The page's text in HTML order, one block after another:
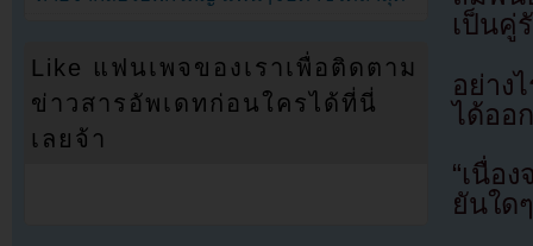
เป็นคู่
อย่าง
ได้ออ
“เนื่อ
ยันใด
Like แฟนเพจของเราเพื่อติดตาม
ข่าวสารอัพเดทก่อนใครได้ที่นี่
เลยจ้า